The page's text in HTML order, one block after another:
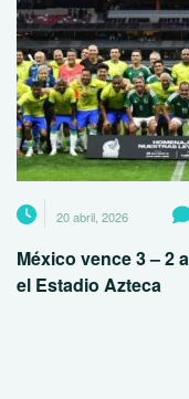
20 abril, 2026
México vence 3 – 2
el Estadio Azteca